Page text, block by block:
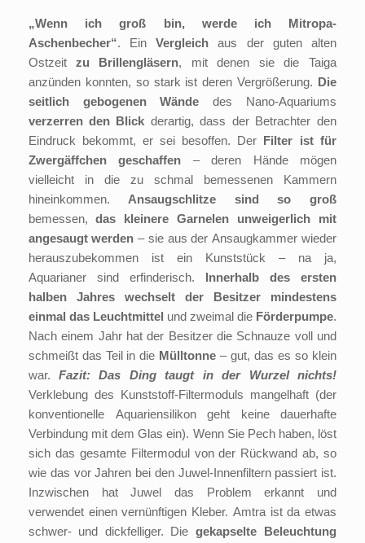
„Wenn ich groß bin, werde ich Mitropa-
Aschenbecher“. Ein Vergleich aus der guten alten
Ostzeit zu Brillengläsern, mit denen sie die Taiga
anzünden konnten, so stark ist deren Vergrößerung. Die
seitlich gebogenen Wände des Nano-Aquariums
verzerren den Blick derartig, dass der Betrachter den
Eindruck bekommt, er sei besoffen. Der Filter ist für
Zwergäffchen geschaffen – deren Hände mögen
vielleicht in die zu schmal bemessenen Kammern
hineinkommen. Ansaugschlitze sind so groß
bemessen, das kleinere Garnelen unweigerlich mit
angesaugt werden – sie aus der Ansaugkammer wieder
herauszubekommen ist ein Kunststück – na ja,
Aquarianer sind erfinderisch. Innerhalb des ersten
halben Jahres wechselt der Besitzer mindestens
einmal das Leuchtmittel und zweimal die Förderpumpe.
Nach einem Jahr hat der Besitzer die Schnauze voll und
schmeißt das Teil in die Mülltonne – gut, das es so klein
war. Fazit: Das Ding taugt in der Wurzel nichts!
Verklebung des Kunststoff-Filtermoduls mangelhaft (der
konventionelle Aquariensilikon geht keine dauerhafte
Verbindung mit dem Glas ein). Wenn Sie Pech haben, löst
sich das gesamte Filtermodul von der Rückwand ab, so
wie das vor Jahren bei den Juwel-Innenfiltern passiert ist.
Inzwischen hat Juwel das Problem erkannt und
verwendet einen vernünftigen Kleber. Amtra ist da etwas
schwer- und dickfelliger. Die gekapselte Beleuchtung